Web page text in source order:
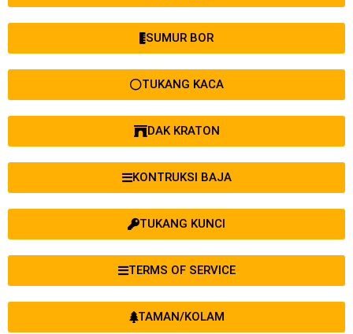
SUMUR BOR
TUKANG KACA
DAK KRATON
KONTRUKSI BAJA
TUKANG KUNCI
TERMS OF SERVICE
TAMAN/KOLAM